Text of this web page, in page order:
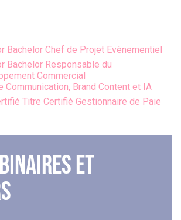
Bachelor Chef de Projet Evènementiel
Bachelor Responsable du
Commercial
Communication, Brand Content et IA
Titre Certifié Gestionnaire de Paie
et